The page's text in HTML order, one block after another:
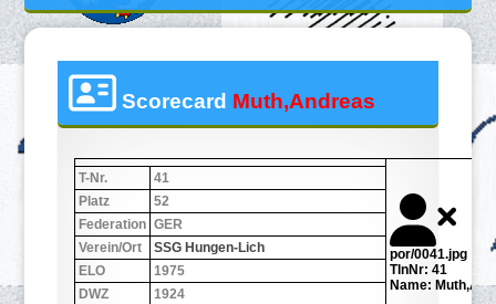
Scorecard Muth,Andreas
por/0041.jpg
TlnNr: 41
Name:
T-Nr.
41
Platz
52
Federation GER
Verein/Ort
SSG Hungen-Lich
ELO
1975
DWZ
1924